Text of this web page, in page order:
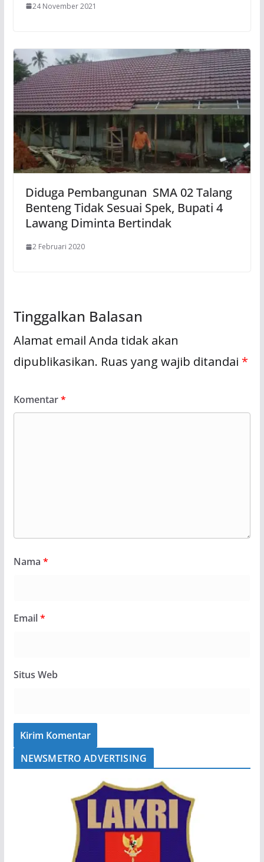
24 November 2021
Diduga Pembangunan SMA 02 Talang
Benteng Tidak Sesuai Spek, Bupati 4
Lawang Diminta Bertindak
2 Februari 2020
Tinggalkan Balasan
Alamat email Anda tidak akan
dipublikasikan. Ruas yang wajib ditandai *
Komentar*
Nama *
Email*
Situs Web
NEWSMETRO ADVERTISING